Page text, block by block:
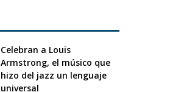
Celebran a Louis
Armstrong, el músico que
hizo del jazz un lenguaje
universal